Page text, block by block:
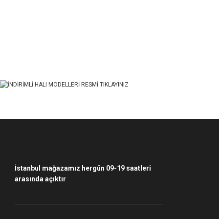
Ürün fiyatı diğer sitelerden daha pahalı.
İstanbul mağazamız hergün 09-19 saatleri
arasında açıktır